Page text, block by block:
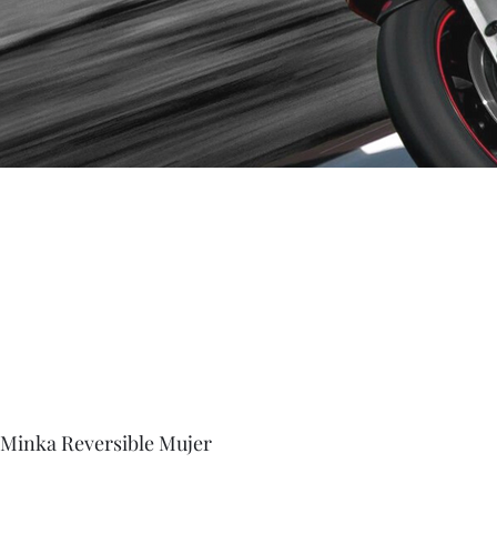
Reversible Mujer